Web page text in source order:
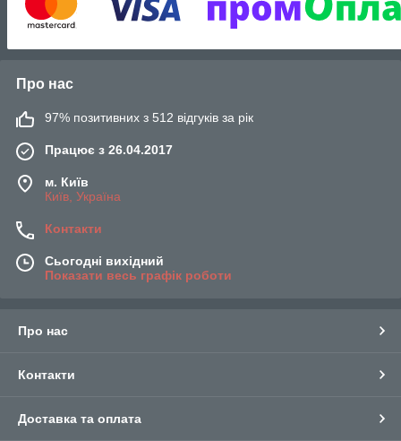
Спешите воспользоваться выгодными акциями и
скидками!
Новинки и хиты продаж
Про нас
97% позитивних з 512 відгуків за рік
Працює з 26.04.2017
м. Київ
Київ, Україна
Контакти
Сьогодні вихідний
Показати весь графік роботи
Про нас
Контакти
Доставка та оплата